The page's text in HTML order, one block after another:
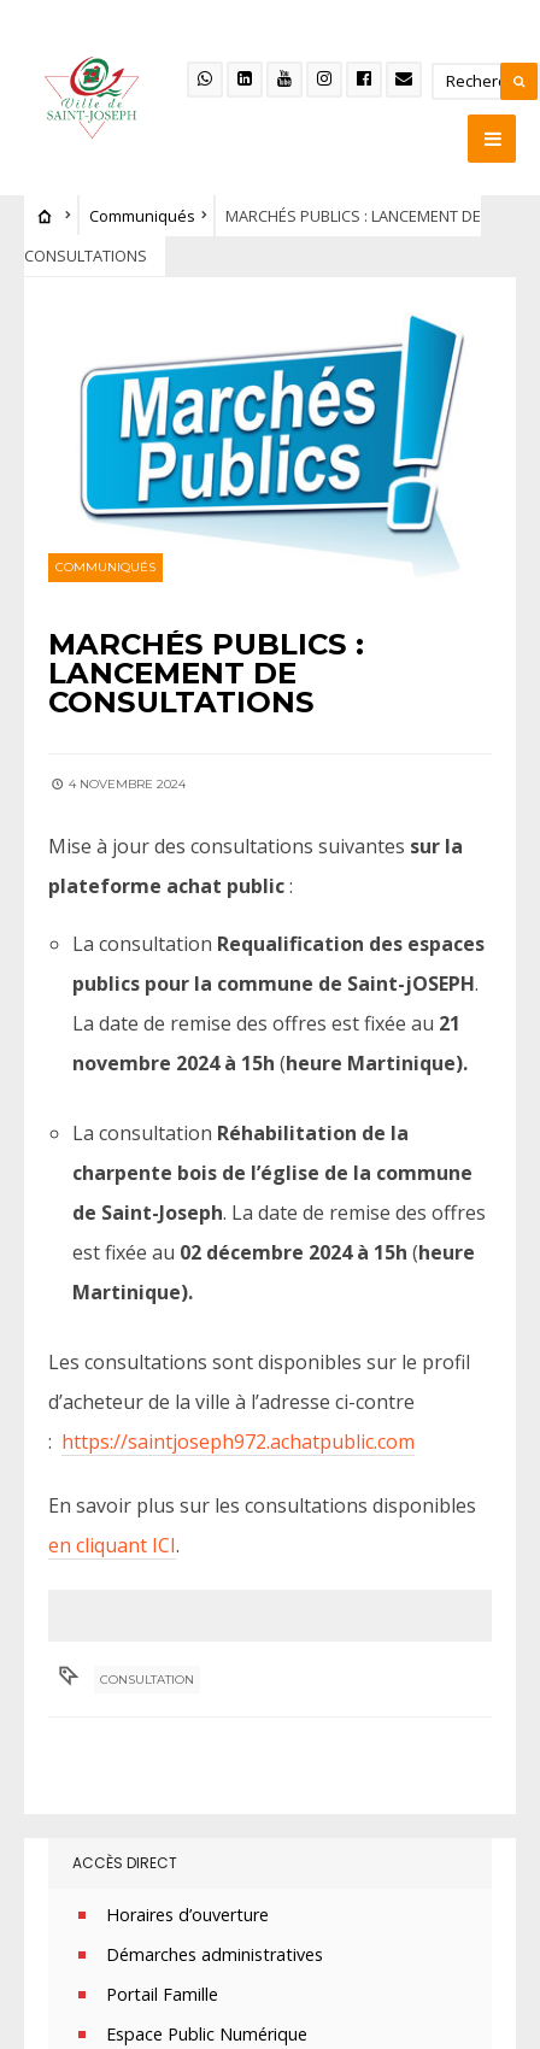
Communiqués
MARCHÉS PUBLICS : LANCEMENT DE
CONSULTATIONS
COMMUNIQUÉS
MARCHÉS PUBLICS :
LANCEMENT DE
CONSULTATIONS
4 NOVEMBRE 2024
Mise à jour des consultations suivantes sur la
plateforme achat public:
La consultation Requalification des espaces
publics pour la commune de Saint-jOSEPH.
La date de remise des offres est fixée au 21
novembre 2024 à 15h (heure Martinique).
La consultation Réhabilitation de la
charpente bois de l’église de la commune
de Saint-Joseph. La date de remise des offres
est fixée au 02 décembre 2024 à 15h (heure
Martinique).
Les consultations sont disponibles sur le profil
d’acheteur de la ville à l’adresse ci-contre
: https://saintjoseph972.achatpublic.com
En savoir plus sur les consultations disponibles
en cliquant ICI.
CONSULTATION
ACCÈS DIRECT
Horaires d’ouverture
Démarches administratives
Portail Famille
Espace Public Numérique